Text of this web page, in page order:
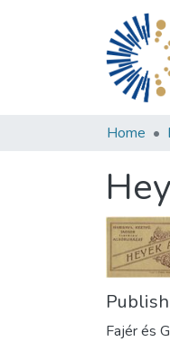
Home
Fajér és